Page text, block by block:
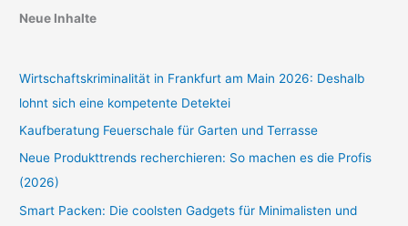
Neue Inhalte
Wirtschaftskriminalität in Frankfurt am Main 2026: Deshalb
lohnt sich eine kompetente Detektei
Kaufberatung Feuerschale für Garten und Terrasse
Neue Produkttrends recherchieren: So machen es die Profis
(2026)
Smart Packen: Die coolsten Gadgets für Minimalisten und